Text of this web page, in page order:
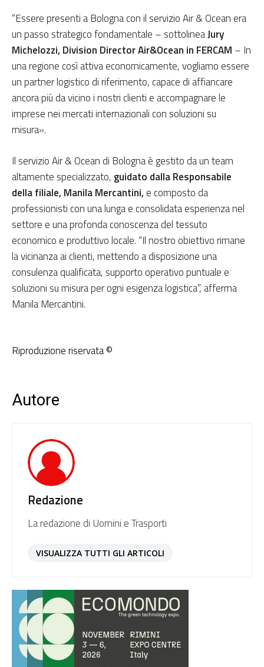
“Essere presenti a Bologna con il servizio Air & Ocean era
un passo strategico fondamentale – sottolineaJury
Michelozzi, Division Director Air&Ocean in FERCAM – In
una regione così attiva economicamente, vogliamo essere
un partner logistico di riferimento, capace di affiancare
ancora più da vicino i nostri clienti e accompagnare le
imprese nei mercati internazionali con soluzioni su
misura».
Il servizio Air & Ocean di Bologna è gestito da un team
altamente specializzato, guidato dalla Responsabile
della filiale, Manila Mercantini,e composto da
professionisti con una lunga e consolidata esperienza nel
settore e una profonda conoscenza del tessuto
economico e produttivo locale. “Il nostro obiettivo rimane
la vicinanza ai clienti, mettendo a disposizione una
consulenza qualificata, supporto operativo puntuale e
soluzioni su misura per ogni esigenza logistica”, afferma
Manila Mercantini.
Riproduzione riservata ©
Autore
Redazione
La redazione di Uomini e Trasporti
VISUALIZZA TUTTI GLI ARTICOLI